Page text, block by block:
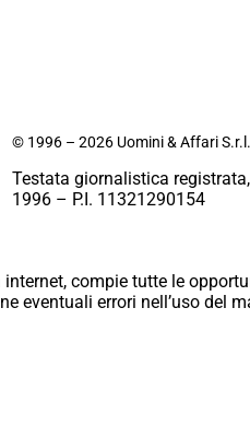
© 1996 – 2026 Uomini & Affari
Testata giornalistica
1996 – P.I. 11321290154
compie tutte le
eventuali errori nell’uso